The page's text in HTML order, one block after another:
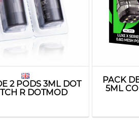
2 PODS 3ML DOT
R DOTMOD
PACK
5ML